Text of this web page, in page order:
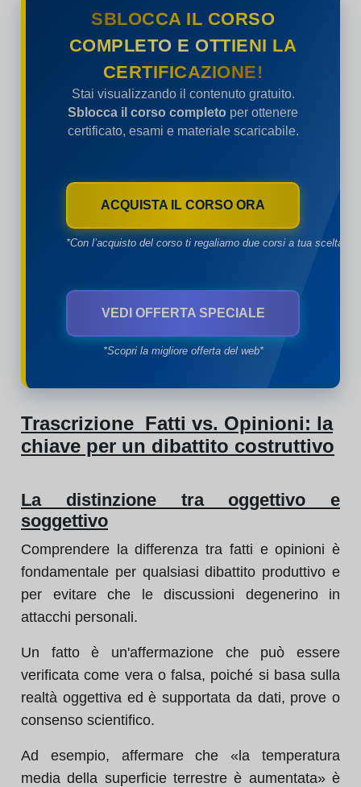
SBLOCCA IL CORSO
COMPLETO E OTTIENI LA
CERTIFICAZIONE!
Stai visualizzando il contenuto gratuito.
Sblocca il corso completo per ottenere
certificato, esami e materiale scaricabile.
ACQUISTA IL CORSO ORA
*Con l’acquisto del corso ti regaliamo due corsi a tua scelta*
VEDI OFFERTA SPECIALE
*Scopri la migliore offerta del web*
Trascrizione Fatti vs. Opinioni: la
chiave per un dibattito costruttivo
La distinzione tra oggettivo e
soggettivo
Comprendere la differenza tra fatti e opinioni è
fondamentale per qualsiasi dibattito produttivo e
per evitare che le discussioni degenerino in
attacchi personali.
Un fatto è un'affermazione che può essere
verificata come vera o falsa, poiché si basa sulla
realtà oggettiva ed è supportata da dati, prove o
consenso scientifico.
Ad esempio, affermare che «la temperatura
media della superficie terrestre è aumentata» è